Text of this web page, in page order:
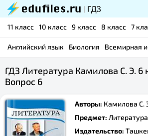
11 класс 10 класс 9 класс 8 класс 7
Английский язык Биология Всемирная
ГДЗ Литература Камилова С. Э. 6
Вопрос 6
Авторы: Камилова С.
Предмет: Литература
Издательство: